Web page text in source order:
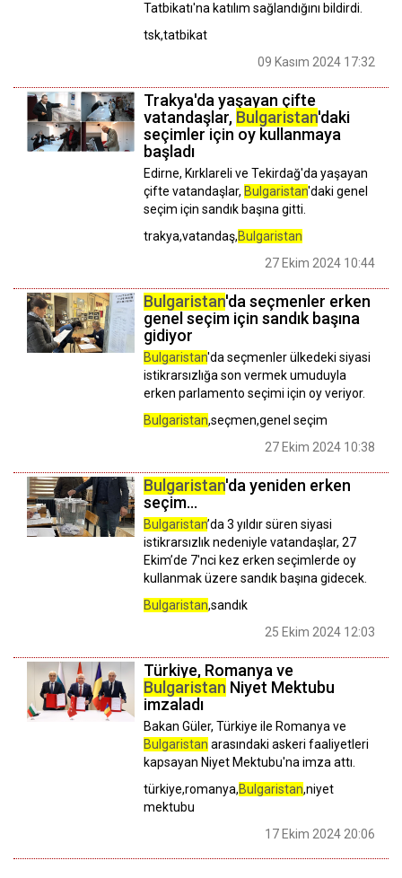
Tatbikatı'na katılım sağlandığını bildirdi.
tsk,tatbikat
09 Kasım 2024 17:32
Trakya'da yaşayan çifte
vatandaşlar, Bulgaristan'daki
seçimler için oy kullanmaya
başladı
Edirne, Kırklareli ve Tekirdağ'da yaşayan
çifte vatandaşlar, Bulgaristan'daki genel
seçim için sandık başına gitti.
trakya,vatandaş,Bulgaristan
27 Ekim 2024 10:44
Bulgaristan'da seçmenler erken
genel seçim için sandık başına
gidiyor
Bulgaristan'da seçmenler ülkedeki siyasi
istikrarsızlığa son vermek umuduyla
erken parlamento seçimi için oy veriyor.
Bulgaristan,seçmen,genel seçim
27 Ekim 2024 10:38
Bulgaristan'da yeniden erken
seçim...
Bulgaristan’da 3 yıldır süren siyasi
istikrarsızlık nedeniyle vatandaşlar, 27
Ekim’de 7'nci kez erken seçimlerde oy
kullanmak üzere sandık başına gidecek.
Bulgaristan,sandık
25 Ekim 2024 12:03
Türkiye, Romanya ve
Bulgaristan Niyet Mektubu
imzaladı
Bakan Güler, Türkiye ile Romanya ve
Bulgaristan arasındaki askeri faaliyetleri
kapsayan Niyet Mektubu'na imza attı.
türkiye,romanya,Bulgaristan,niyet
mektubu
17 Ekim 2024 20:06